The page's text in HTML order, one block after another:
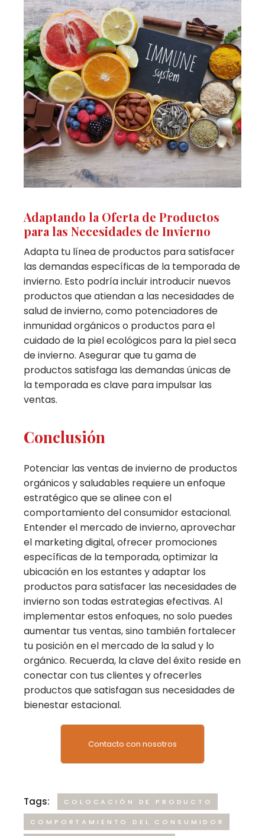
Adaptando la Oferta de Productos
para las Necesidades de Invierno
Adapta tu línea de productos para satisfacer
las demandas específicas de la temporada de
invierno. Esto podría incluir introducir nuevos
productos que atiendan a las necesidades de
salud de invierno, como potenciadores de
inmunidad orgánicos o productos para el
cuidado de la piel ecológicos para la piel seca
de invierno. Asegurar que tu gama de
productos satisfaga las demandas únicas de
la temporada es clave para impulsar las
ventas.
Conclusión
Potenciar las ventas de invierno de productos
orgánicos y saludables requiere un enfoque
estratégico que se alinee con el
comportamiento del consumidor estacional.
Entender el mercado de invierno, aprovechar
el marketing digital, ofrecer promociones
específicas de la temporada, optimizar la
ubicación en los estantes y adaptar los
productos para satisfacer las necesidades de
invierno son todas estrategias efectivas. Al
implementar estos enfoques, no solo puedes
aumentar tus ventas, sino también fortalecer
tu posición en el mercado de la salud y lo
orgánico. Recuerda, la clave del éxito reside en
conectar con tus clientes y ofrecerles
productos que satisfagan sus necesidades de
bienestar estacional.
Contacto con nosotros
Tags: COLOCACIÓN DE PRODUCTO
COMPORTAMIENTO DEL CONSUMIDOR